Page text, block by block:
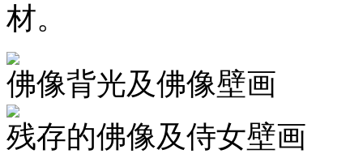
材。
佛像背光及佛像壁画
残存的佛像及侍女壁画